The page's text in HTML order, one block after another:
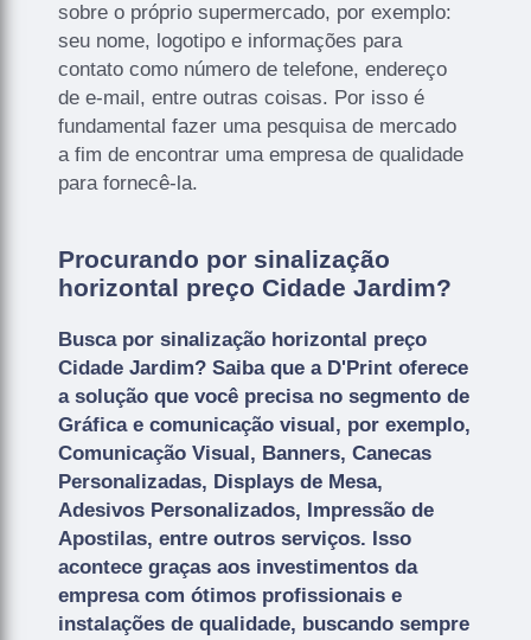
sobre o próprio supermercado, por exemplo:
seu nome, logotipo e informações para
contato como número de telefone, endereço
de e-mail, entre outras coisas. Por isso é
fundamental fazer uma pesquisa de mercado
a fim de encontrar uma empresa de qualidade
para fornecê-la.
Procurando por sinalização
horizontal preço Cidade Jardim?
Busca por sinalização horizontal preço
Cidade Jardim? Saiba que a D'Print oferece
a solução que você precisa no segmento de
Gráfica e comunicação visual, por exemplo,
Comunicação Visual, Banners, Canecas
Personalizadas, Displays de Mesa,
Adesivos Personalizados, Impressão de
Apostilas, entre outros serviços. Isso
acontece graças aos investimentos da
empresa com ótimos profissionais e
instalações de qualidade, buscando sempre